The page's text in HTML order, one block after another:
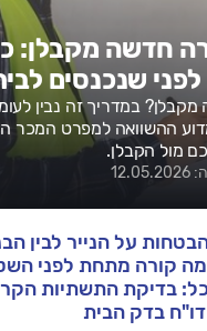
חדשה מקבלן:
שנכנסים
במדריך זה נבין
ההשוואה למפרט המכר
מול הקבלן.
על הנייר לבין
מה קורה מתחת לפני
בדיקת התשתיות
דו"ח בדק הבית